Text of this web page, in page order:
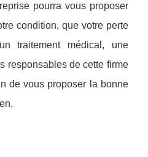
pourra vous proposer
condition, que votre perte
traitement médical, une
responsables de cette firme
de vous proposer la bonne